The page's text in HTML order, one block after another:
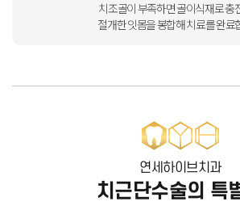
치조골이 부족하면 골이식재로충
절개한 잇몸을봉합해 치료를 완료
연세하이브치과
치근단수술의 특